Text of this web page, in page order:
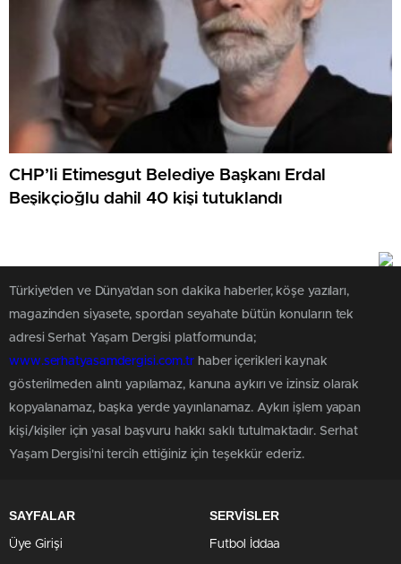
CHP’li Etimesgut Belediye Başkanı Erdal
Beşikçioğlu dahil 40 kişi tutuklandı
Türkiye'den ve Dünya’dan son dakika haberler, köşe yazıları,
magazinden siyasete, spordan seyahate bütün konuların tek
adresi Serhat Yaşam Dergisi platformunda;
www.serhatyasamdergisi.com.tr haber içerikleri kaynak
gösterilmeden alıntı yapılamaz, kanuna aykırı ve izinsiz olarak
kopyalanamaz, başka yerde yayınlanamaz. Aykırı işlem yapan
kişi/kişiler için yasal başvuru hakkı saklı tutulmaktadır. Serhat
Yaşam Dergisi'ni tercih ettiğiniz için teşekkür ederiz.
SAYFALAR
Üye Girişi
SERVİSLER
Futbol İddaa